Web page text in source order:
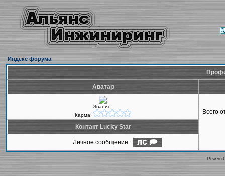
Индекс форума
Аватар
Звание:
Карма:
Всего
Контакт Lucky Star
Личное сообщение: